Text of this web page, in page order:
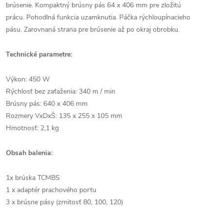
brúsenie. Kompaktný brúsny pás 64 x 406 mm pre zložitú
prácu. Pohodlná funkcia uzamknutia. Páčka rýchloupínacieho
pásu. Zarovnaná strana pre brúsenie až po okraj obrobku.
Technické parametre:
Výkon: 450 W
Rýchlosť bez zaťaženia: 340 m / min
Brúsny pás: 640 x 406 mm
Rozmery VxDxŠ: 135 x 255 x 105 mm
Hmotnosť: 2,1 kg
Obsah balenia:
1x brúska TCMBS
1 x adaptér prachového portu
3 x brúsne pásy (zrnitosť 80, 100, 120)